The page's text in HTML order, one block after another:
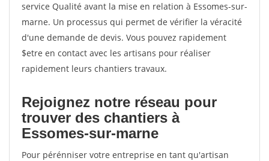
service Qualité avant la mise en relation à Essomes-sur-
marne. Un processus qui permet de vérifier la véracité
d'une demande de devis. Vous pouvez rapidement
$etre en contact avec les artisans pour réaliser
rapidement leurs chantiers travaux.
Rejoignez notre réseau pour
trouver des chantiers à
Essomes-sur-marne
Pour pérénniser votre entreprise en tant qu'artisan